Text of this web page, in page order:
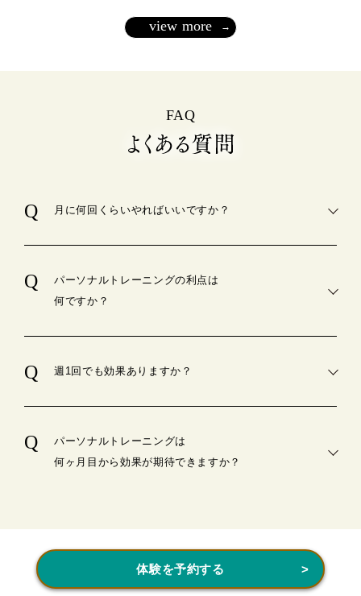
view more
FAQ
月に何回くらいやればいいですか？
パーソナルトレーニングの利点は
何ですか？
週1回でも効果ありますか？
パーソナルトレーニングは
何ヶ月目から効果が期待できますか？
体験を予約する